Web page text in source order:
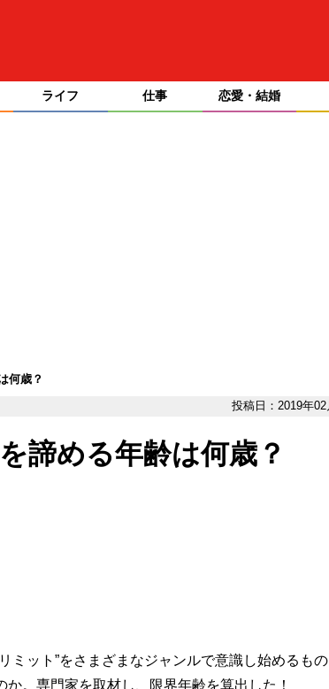
ライフ 仕事 恋愛・結婚
何歳？
投稿日：2019年
諦める年齢は何歳？
ット”をさまざまなジャンルで意識し始めるも
。専門家を取材し、限界年齢を算出した！